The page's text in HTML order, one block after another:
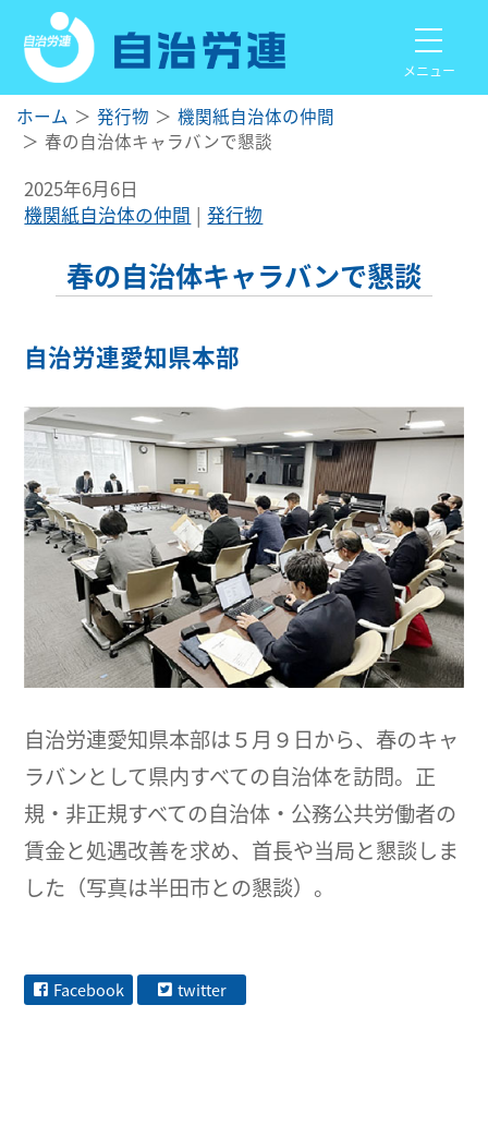
メニュー
ホーム 発行物
機関紙自治体の仲間
春の自治体キャラバンで懇談
2025年6月6日
機関紙自治体の仲間
発行物
春の自治体キャラバンで懇談
自治労連愛知県本部
自治労連愛知県本部は５月９日から、春のキャ
ラバンとして県内すべての自治体を訪問。正
規・非正規すべての自治体・公務公共労働者の
賃金と処遇改善を求め、首長や当局と懇談しま
した（写真は半田市との懇談）。
Facebook twitter